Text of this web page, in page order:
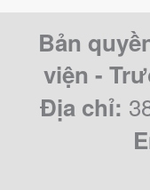
CAO
QUY
Bản
viện -
Địa chỉ: